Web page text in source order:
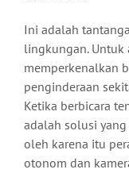
Ini adalah
lingkungan. Untuk
memperkenalkan
penginderaan
Ketika berbicara
adalah solusi
oleh karena itu
otonom dan